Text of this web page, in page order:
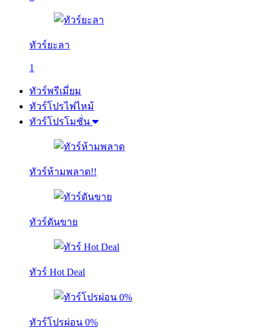
ทัวร์ยะลา
1
ทัวร์พรีเมี่ยม
ทัวร์โปรไฟไหม้
ทัวร์โปรโมชั่น
ทัวร์ห้ามพลาด!!
ทัวร์ดันขาย
ทัวร์ Hot Deal
ทัวร์โปรผ่อน 0%